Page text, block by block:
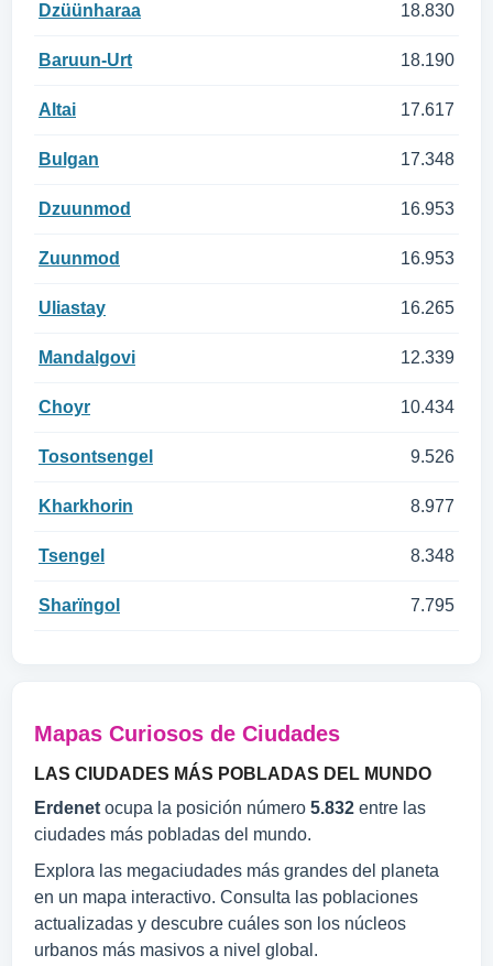
Dzüünharaa 18.830
Baruun-Urt 18.190
Altai 17.617
Bulgan 17.348
Dzuunmod 16.953
Zuunmod 16.953
Uliastay 16.265
Mandalgovi 12.339
Choyr 10.434
Tosontsengel 9.526
Kharkhorin 8.977
Tsengel 8.348
Sharïngol 7.795
Mapas Curiosos de Ciudades
LAS CIUDADES MÁS POBLADAS DEL MUNDO
Erdenet ocupa la posición número 5.832 entre las
ciudades más pobladas del mundo.
Explora las megaciudades más grandes del planeta
en un mapa interactivo. Consulta las poblaciones
actualizadas y descubre cuáles son los núcleos
urbanos más masivos a nivel global.